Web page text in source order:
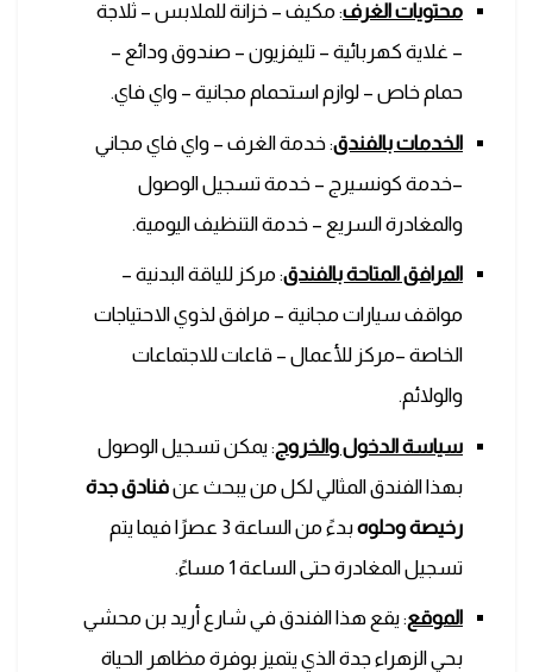
محتويات الغرف: مكيف – خزانة للملابس – ثلاجة
– غلاية كهربائية – تليفزيون – صندوق ودائع –
حمام خاص – لوازم استحمام مجانية – واي فاي.
الخدمات بالفندق: خدمة الغرف – واي فاي مجاني
–خدمة كونسيرج – خدمة تسجيل الوصول
والمغادرة السريع – خدمة التنظيف اليومية.
المرافق المتاحة بالفندق: مركز للياقة البدنية –
مواقف سيارات مجانية – مرافق لذوي الاحتياجات
الخاصة –مركز للأعمال – قاعات للاجتماعات
والولائم.
سياسة الدخول والخروج: يمكن تسجيل الوصول
بهذا الفندق المثالي لكل من يبحث عنفنادق جدة
رخيصة وحلوه
بدءً من الساعة 3 عصرًا فيما يتم
تسجيل المغادرة حتى الساعة 1 مساءً.
الموقع: يقع هذا الفندق في شارع أريد بن محشي
بحي الزهراء جدة الذي يتميز بوفرة مظاهر الحياة